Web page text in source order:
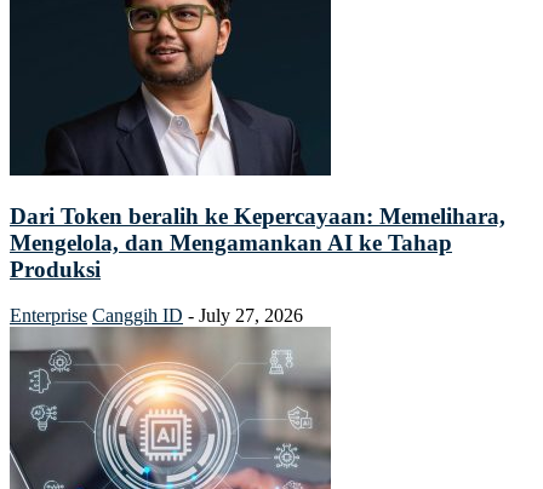
Dari Token beralih ke Kepercayaan: Memelihara,
Mengelola, dan Mengamankan AI ke Tahap
Produksi
Enterprise Canggih ID - July 27, 2026